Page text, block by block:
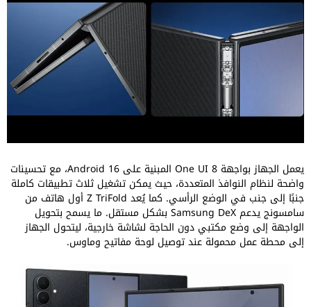
يعمل الجهاز بواجهة One UI 8 المبنية على Android 16، مع تحسينات
واضحة لنظام النوافذ المتعددة، حيث يمكن تشغيل ثلاث تطبيقات كاملة
جنبًا إلى جنب في الوضع الرأسي. كما يُعد Z TriFold أول هاتف من
سامسونج يدعم Samsung DeX بشكل مستقل. ما يسمح بتحويل
الواجهة إلى وضع مكتبي دون الحاجة لشاشة خارجية، ليتحول الجهاز
إلى محطة عمل محمولة عند توصيل لوحة مفاتيح وماوس.